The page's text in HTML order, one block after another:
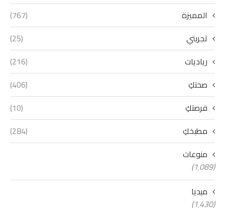
المميزة
(767)
تجربتي
(25)
رياديات
(216)
صحتكِ
(406)
فرصتكِ
(10)
مطبخكِ
(284)
منوعات
(1٬089)
ميديا
(1٬430)